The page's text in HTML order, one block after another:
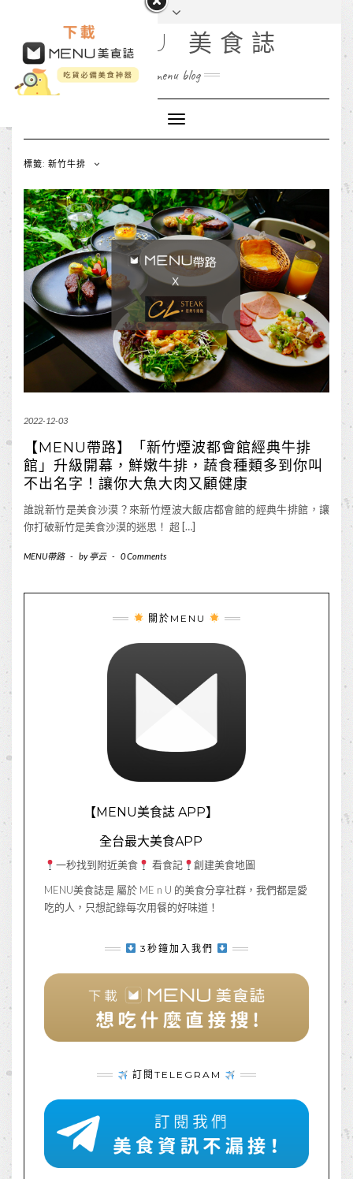
MENU 美食誌
menu blog
Toggle
Navigation
標籤: 新竹牛排
2022-12-03
【MENU帶路】「新竹煙波都會館經典牛排
館」升級開幕，鮮嫩牛排，蔬食種類多到你叫
不出名字！讓你大魚大肉又顧健康
誰說新竹是美食沙漠？來新竹煙波大飯店都會館的經典牛排館，讓
你打破新竹是美食沙漠的迷思！ 超 […]
MENU帶路 - by亭云 - 0 Comments
關於MENU
【MENU美食誌 APP】
全台最大美食APP
一秒找到附近美食 看食記
創建美食地圖
MENU美食誌是 屬於 ME n U 的美食分享社群，我們都是愛
吃的人，只想記錄每次用餐的好味道！
3秒鐘加入我們
訂閱TELEGRAM